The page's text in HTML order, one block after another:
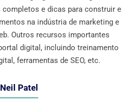
e dicas para construir e
na indústria de marketing e
Outros recursos importantes
digital, incluindo treinamento
ferramentas de SEO, etc.
Patel